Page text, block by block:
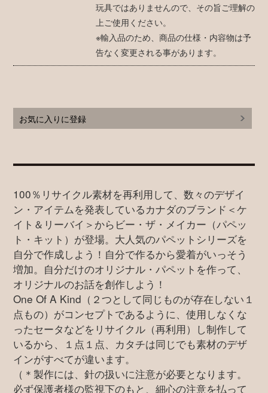
玩具ではありませんので、その旨ご理解の
上ご使用ください。
※輸入品のため、商品の仕様・内容物は予
告なく変更される事があります。
お気に入りに登録
100％リサイクル素材を再利用して、数々のデザイ
ン・アイテムを発表しているカナダのブランド＜ケ
イト＆リーバイ＞からビー・ザ・メイカー（パペッ
ト・キット）が登場。大人気のパペットシリーズを
自分で作成しよう！自分で作るから愛着がいっそう
増加。自分だけのオリジナル・パペットを作って、
オリジナルのお話を創作しよう！
One Of A Kind（２つとして同じものが存在しない１
点もの）がコンセプトであるように、使用しなくな
ったセータなどをリサイクル（再利用）し制作して
いるから、１点１点、カタチは同じでも素材のデザ
インがすべてが違います。
（＊製作には、針の扱いに注意が必要となります。
必ず保護者様の監視下のもと、細心の注意を払って